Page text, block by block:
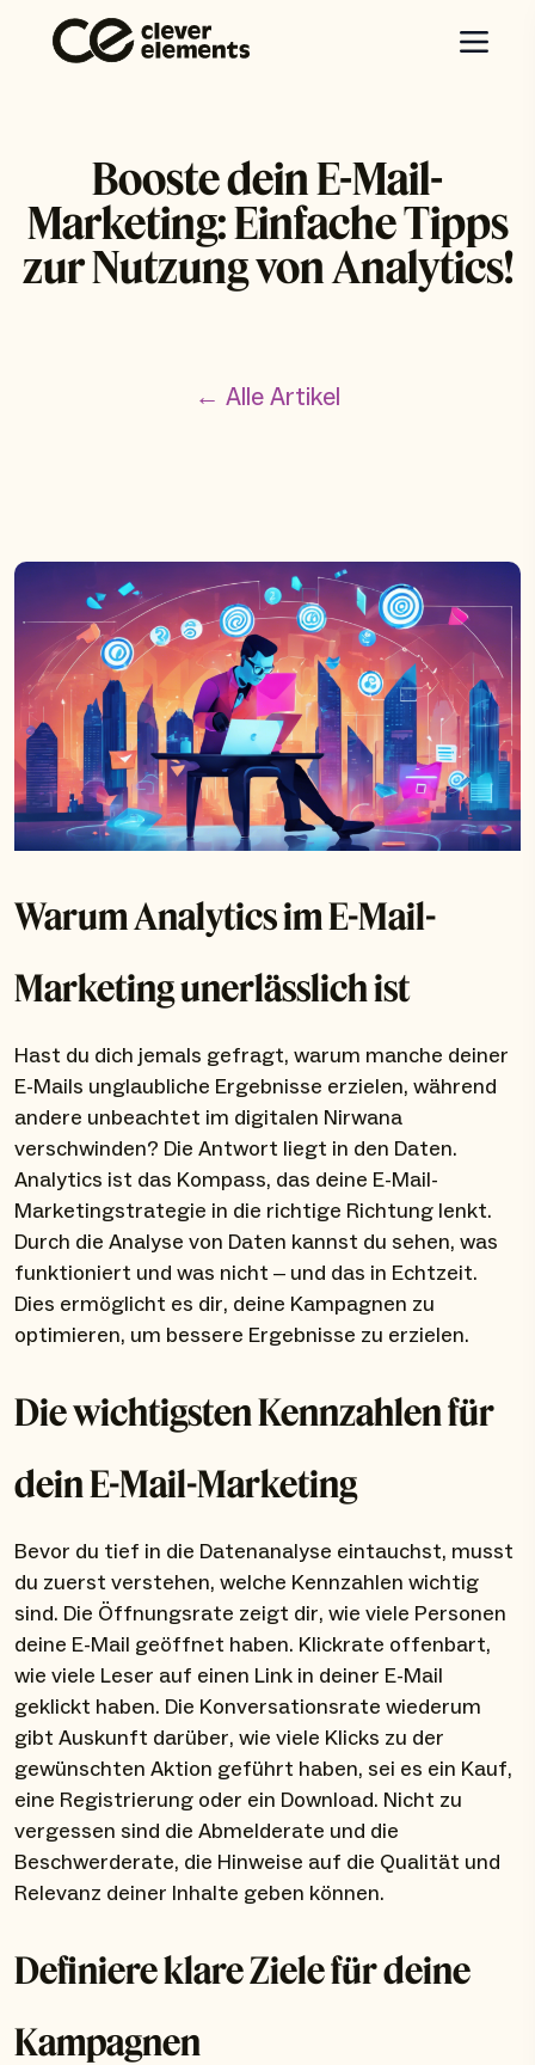
Booste dein E-Mail-
Marketing: Einfache Tipps
zur Nutzung von Analytics!
← Alle Artikel
Warum Analytics im E-Mail-
Marketing unerlässlich ist
Hast du dich jemals gefragt, warum manche deiner
E-Mails unglaubliche Ergebnisse erzielen, während
andere unbeachtet im digitalen Nirwana
verschwinden? Die Antwort liegt in den Daten.
Analytics ist das Kompass, das deine E-Mail-
Marketingstrategie in die richtige Richtung lenkt.
Durch die Analyse von Daten kannst du sehen, was
funktioniert und was nicht – und das in Echtzeit.
Dies ermöglicht es dir, deine Kampagnen zu
optimieren, um bessere Ergebnisse zu erzielen.
Die wichtigsten Kennzahlen für
dein E-Mail-Marketing
Bevor du tief in die Datenanalyse eintauchst, musst
du zuerst verstehen, welche Kennzahlen wichtig
sind. Die Öffnungsrate zeigt dir, wie viele Personen
deine E-Mail geöffnet haben. Klickrate offenbart,
wie viele Leser auf einen Link in deiner E-Mail
geklickt haben. Die Konversationsrate wiederum
gibt Auskunft darüber, wie viele Klicks zu der
gewünschten Aktion geführt haben, sei es ein Kauf,
eine Registrierung oder ein Download. Nicht zu
vergessen sind die Abmelderate und die
Beschwerderate, die Hinweise auf die Qualität und
Relevanz deiner Inhalte geben können.
Definiere klare Ziele für deine
Kampagnen